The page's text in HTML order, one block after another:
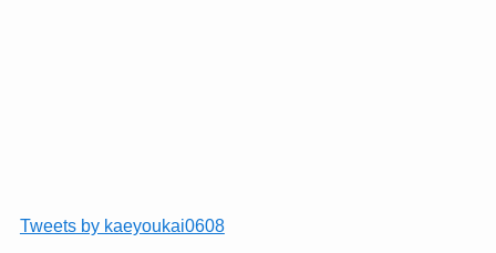
Tweets by kaeyoukai0608